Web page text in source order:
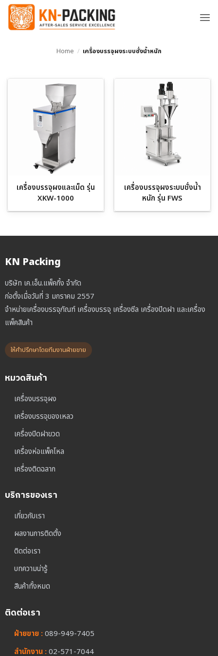
ข้าม
ยัง
Home / เครื่องบรรจุผงระบบชั่งน้ำหนัก
เครื่องบรรจุผงและเม็ด รุ่น
XKW-1000
เครื่องบรรจุผงระบบชั่งน้ำ
หนัก รุ่น FWS
KN Packing
บริษัท เค.เอ็น.แพ็คกิ้ง จำกัด
ก่อตั้งเมื่อวันที่ 3 มกราคม 2557
จำหน่ายเครื่องบรรจุภัณฑ์ เครื่องบรรจุ เครื่องซีล เครื่องปิดฝา และเครื่อง
แพ็คสินค้า
ให้คำปรึกษาโดยทีมงานฝ่ายขาย
หมวดสินค้า
เครื่องบรรจุผง
เครื่องบรรจุของเหลว
เครื่องปิดฝาขวด
เครื่องห่อแพ็คโหล
เครื่องติดฉลาก
บริการของเรา
เกี่ยวกับเรา
ผลงานการติดตั้ง
ติดต่อเรา
บทความน่ารู้
สินค้าทั้งหมด
ติดต่อเรา
ฝ่ายขาย :089-949-7405
สำนักงาน :02-571-7044